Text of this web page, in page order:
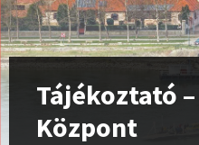
Tájékoztató
Központ